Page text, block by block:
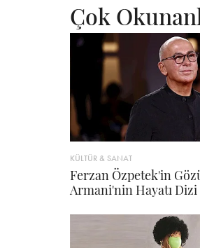
Çok
KÜLTÜR & SANAT
Ferzan Özpetek'in
Armani'nin Hayatı